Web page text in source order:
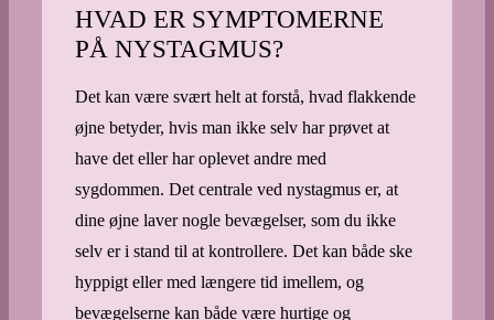
HVAD ER SYMPTOMERNE
PÅ NYSTAGMUS?
Det kan være svært helt at forstå, hvad flakkende
øjne betyder, hvis man ikke selv har prøvet at
have det eller har oplevet andre med
sygdommen. Det centrale ved nystagmus er, at
dine øjne laver nogle bevægelser, som du ikke
selv er i stand til at kontrollere. Det kan både ske
hyppigt eller med længere tid imellem, og
bevægelserne kan både være hurtige og